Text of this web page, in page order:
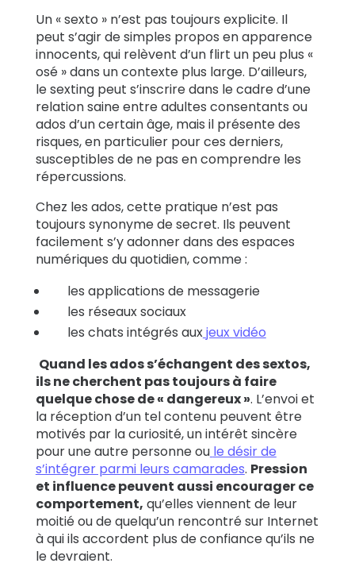
Un « sexto » n’est pas toujours explicite. Il
peut s’agir de simples propos en apparence
innocents, qui relèvent d’un flirt un peu plus «
osé » dans un contexte plus large. D’ailleurs,
le sexting peut s’inscrire dans le cadre d’une
relation saine entre adultes consentants ou
ados d’un certain âge, mais il présente des
risques, en particulier pour ces derniers,
susceptibles de ne pas en comprendre les
répercussions.
Chez les ados, cette pratique n’est pas
toujours synonyme de secret. Ils peuvent
facilement s’y adonner dans des espaces
numériques du quotidien, comme :
les applications de messagerie
les réseaux sociaux
les chats intégrés auxjeux vidéo
Quand les ados s’échangent des sextos,
ils ne cherchent pas toujours à faire
quelque chose de « dangereux ». L’envoi et
la réception d’un tel contenu peuvent être
motivés par la curiosité, un intérêt sincère
pour une autre personne ou le désir de
s’intégrer parmi leurs camarades. Pression
et influence peuvent aussi encourager ce
comportement, qu’elles viennent de leur
moitié ou de quelqu’un rencontré sur Internet
à qui ils accordent plus de confiance qu’ils ne
le devraient.